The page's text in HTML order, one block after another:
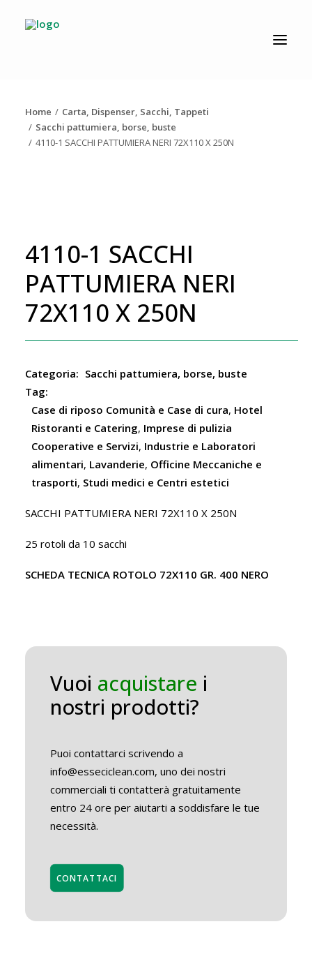
AZIENDA
NEWS
Ricerca
Home
Carta, Dispenser, Sacchi, Tappeti
Sacchi pattumiera, borse, buste
4110-1 SACCHI PATTUMIERA NERI 72X110 X 250N
4110-1 SACCHI
PATTUMIERA NERI
72X110 X 250N
Categoria: Sacchi pattumiera, borse, buste
Tag:
Case di riposo Comunità e Case di cura, Hotel
Ristoranti e Catering, Imprese di pulizia
Cooperative e Servizi, Industrie e Laboratori
alimentari, Lavanderie, Officine Meccaniche e
trasporti, Studi medici e Centri estetici
SACCHI PATTUMIERA NERI 72X110 X 250N
25 rotoli da 10 sacchi
SCHEDA TECNICA ROTOLO 72X110 GR. 400 NERO
Vuoi acquistare i
nostri prodotti?
Puoi contattarci scrivendo a
info@esseciclean.com, uno dei nostri
commerciali ti contatterà gratuitamente
entro 24 ore per aiutarti a soddisfare le tue
necessità.
CONTATTACI